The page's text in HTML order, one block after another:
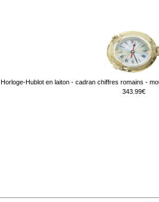
Horloge-Hublot en laiton - cadran chiffres romains -
343.99€